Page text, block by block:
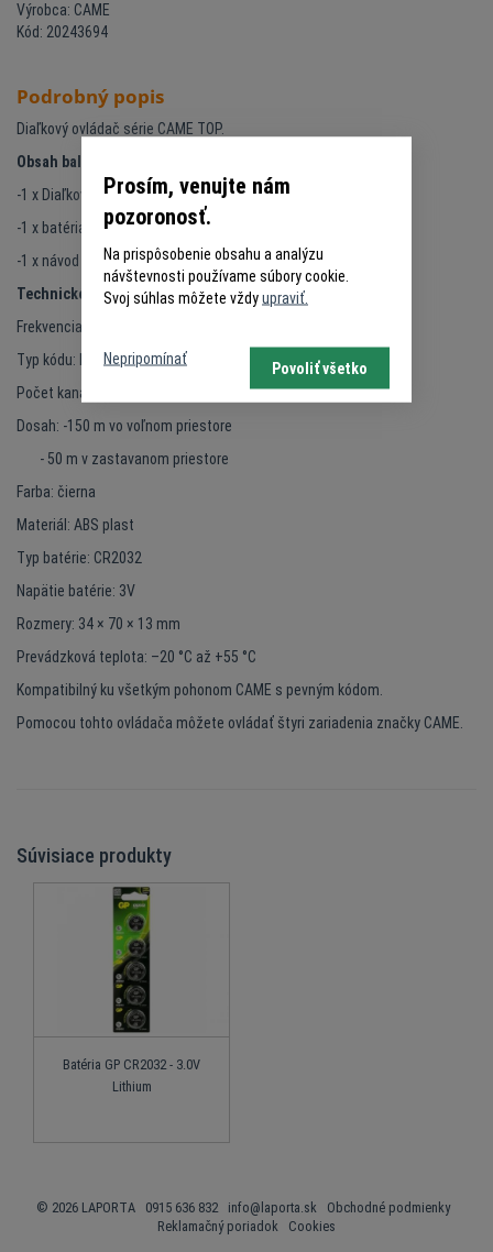
Výrobca: CAME
Kód: 20243694
Podrobný popis
Diaľkový ovládač série CAME TOP.
Obsah balenia:
-1 x Diaľkový ovládač CAME TOPD4FKS
-1 x batéria CR2032 (osadená v ovládači)
-1 x návod na použitie
Technické informácie:
Frekvencia:433,92 MHz a zároveň 868,35 MHz
Typ kódu: Pevný (fixed) kód
Počet kanálov: 4
Dosah: -150 m vo voľnom priestore
- 50 m v zastavanom priestore
Farba: čierna
Materiál: ABS plast
Typ batérie: CR2032
Napätie batérie: 3V
Rozmery: 34 × 70 × 13 mm
Prevádzková teplota: –20 °C až +55 °C
Kompatibilný ku všetkým pohonom CAME s pevným kódom.
Pomocou tohto ovládača môžete ovládať štyri zariadenia značky CAME.
Súvisiace produkty
Batéria GP CR2032 - 3.0V
Lithium
© 2026 LAPORTA 0915 636 832 info@laporta.sk
Obchodné podmienky
Reklamačný poriadok
Cookies
Prosím, venujte nám
pozoronosť.
Na prispôsobenie obsahu a analýzu
návštevnosti používame súbory cookie.
Svoj súhlas môžete vždyupraviť.
Nepripomínať
Povoliť všetko